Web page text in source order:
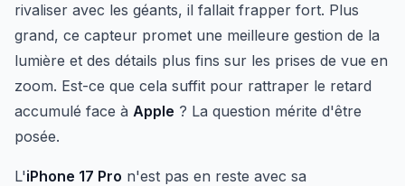
rivaliser avec les géants, il fallait frapper fort. Plus
grand, ce capteur promet une meilleure gestion de la
lumière et des détails plus fins sur les prises de vue en
zoom. Est-ce que cela suffit pour rattraper le retard
accumulé face à Apple ? La question mérite d'être
posée.
L'iPhone 17 Pro n'est pas en reste avec sa